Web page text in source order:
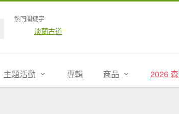
熱門關鍵字
淡蘭古道
主題活動 專輯 商品 2026